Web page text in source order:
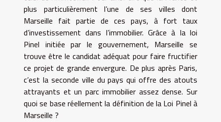
plus particulièrement l’une de ses villes dont
Marseille fait partie de ces pays, à fort taux
d’investissement dans l’immobilier. Grâce à la loi
Pinel initiée par le gouvernement, Marseille se
trouve être le candidat adéquat pour faire fructifier
ce projet de grande envergure. De plus après Paris,
c’est la seconde ville du pays qui offre des atouts
attrayants et un parc immobilier assez dense. Sur
quoi se base réellement la définition de la Loi Pinel à
Marseille ?